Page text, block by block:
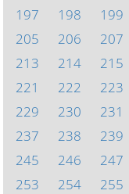
197
198 199
205
206 207
213
214 215
221
222 223
229
230 231
237
238 239
245
246 247
253
254 255